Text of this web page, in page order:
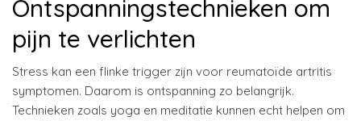
Ontspanningstechnieken om
pijn te verlichten
Stress kan een flinke trigger zijn voor reumatoïde artritis
symptomen. Daarom is ontspanning zo belangrijk.
Technieken zoals yoga en meditatie kunnen echt helpen om